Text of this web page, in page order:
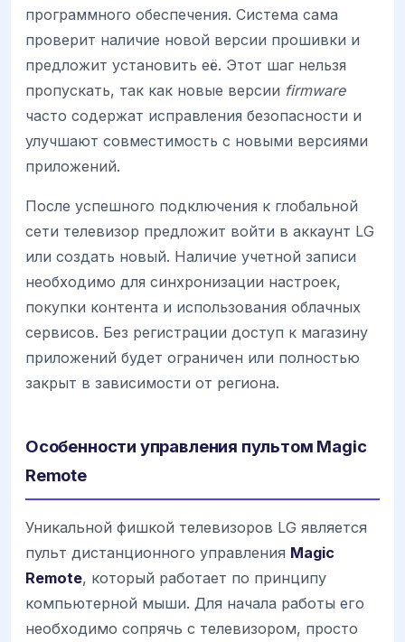
программного обеспечения. Система сама
проверит наличие новой версии прошивки и
предложит установить её. Этот шаг нельзя
пропускать, так как новые версии firmware
часто содержат исправления безопасности и
улучшают совместимость с новыми версиями
приложений.
После успешного подключения к глобальной
сети телевизор предложит войти в аккаунт LG
или создать новый. Наличие учетной записи
необходимо для синхронизации настроек,
покупки контента и использования облачных
сервисов. Без регистрации доступ к магазину
приложений будет ограничен или полностью
закрыт в зависимости от региона.
Особенности управления пультом Magic
Remote
Уникальной фишкой телевизоров LG является
пульт дистанционного управления Magic
Remote, который работает по принципу
компьютерной мыши. Для начала работы его
необходимо сопрячь с телевизором, просто